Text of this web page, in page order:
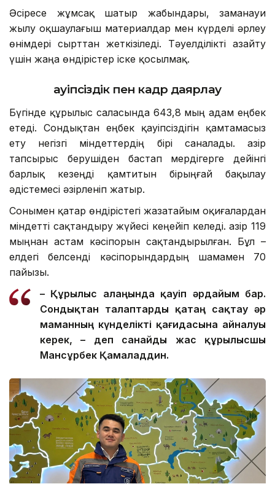
Әсіресе жұмсақ шатыр жабындары, заманауи
жылу оқшаулағыш материалдар мен күрделі әрлеу
өнімдері сырттан жеткізіледі. Тәуелділікті азайту
үшін жаңа өндірістер іске қосылмақ.
Қауіпсіздік пен кадр даярлау
Бүгінде құрылыс саласында 643,8 мың адам еңбек
етеді. Сондықтан еңбек қауіпсіздігін қамтамасыз
ету негізгі міндеттердің бірі саналады. Қазір
тапсырыс берушіден бастап мердігерге дейінгі
барлық кезеңді қамтитын бірыңғай бақылау
әдістемесі әзірленіп жатыр.
Сонымен қатар өндірістегі жазатайым оқиғалардан
міндетті сақтандыру жүйесі кеңейіп келеді. Қазір 119
мыңнан астам кәсіпорын сақтандырылған. Бұл –
елдегі белсенді кәсіпорындардың шамамен 70
пайызы.
– Құрылыс алаңында қауіп әрдайым бар.
Сондықтан талаптарды қатаң сақтау әр
маманның күнделікті қағидасына айналуы
керек, – деп санайды жас құрылысшы
Мансұрбек Қамаладдин.